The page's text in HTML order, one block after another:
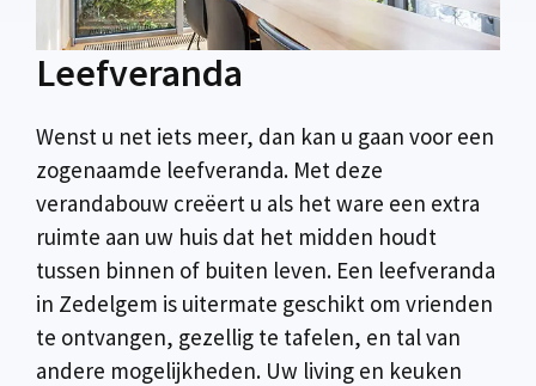
Leefveranda
Wenst u net iets meer, dan kan u gaan voor een
zogenaamde leefveranda. Met deze
verandabouw creëert u als het ware een extra
ruimte aan uw huis dat het midden houdt
tussen binnen of buiten leven. Een leefveranda
in Zedelgem is uitermate geschikt om vrienden
te ontvangen, gezellig te tafelen, en tal van
andere mogelijkheden. Uw living en keuken